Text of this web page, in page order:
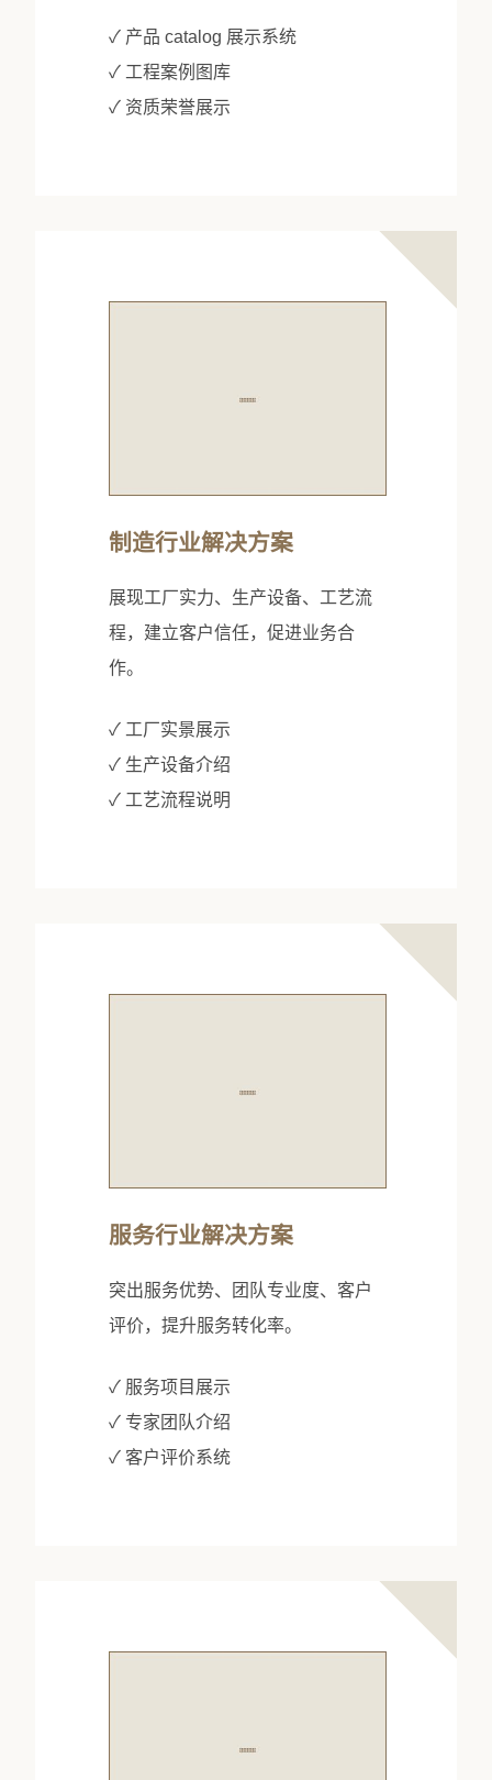
✓ 产品 catalog 展示系统
✓ 工程案例图库
✓ 资质荣誉展示
制造行业解决方案
展现工厂实力、生产设备、工艺流
程，建立客户信任，促进业务合
作。
✓ 工厂实景展示
✓ 生产设备介绍
✓ 工艺流程说明
服务行业解决方案
突出服务优势、团队专业度、客户
评价，提升服务转化率。
✓ 服务项目展示
✓ 专家团队介绍
✓ 客户评价系统